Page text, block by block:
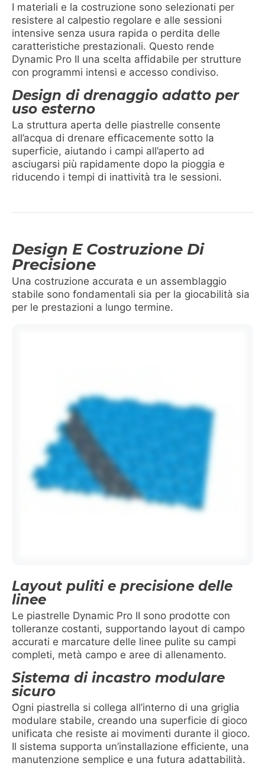
I materiali e la costruzione sono selezionati per
resistere al calpestio regolare e alle sessioni
intensive senza usura rapida o perdita delle
caratteristiche prestazionali. Questo rende
Dynamic Pro II una scelta affidabile per strutture
con programmi intensi e accesso condiviso.
Design di drenaggio adatto per
uso esterno
La struttura aperta delle piastrelle consente
all’acqua di drenare efficacemente sotto la
superficie, aiutando i campi all’aperto ad
asciugarsi più rapidamente dopo la pioggia e
riducendo i tempi di inattività tra le sessioni.
Design E Costruzione Di
Precisione
Una costruzione accurata e un assemblaggio
stabile sono fondamentali sia per la giocabilità sia
per le prestazioni a lungo termine.
Layout puliti e precisione delle
linee
Le piastrelle Dynamic Pro II sono prodotte con
tolleranze costanti, supportando layout di campo
accurati e marcature delle linee pulite su campi
completi, metà campo e aree di allenamento.
Sistema di incastro modulare
sicuro
Ogni piastrella si collega all’interno di una griglia
modulare stabile, creando una superficie di gioco
unificata che resiste ai movimenti durante il gioco.
Il sistema supporta un’installazione efficiente, una
manutenzione semplice e una futura adattabilità.